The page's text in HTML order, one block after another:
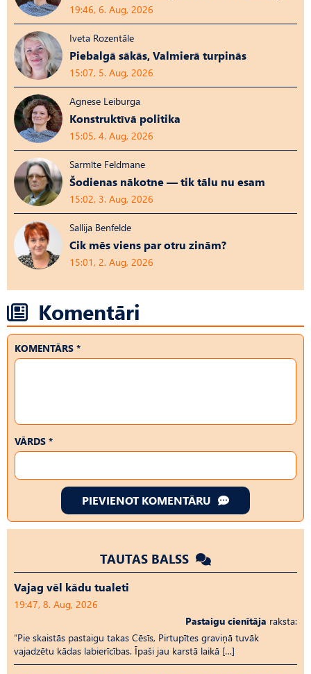
19:46, 6. Aug, 2026
Iveta Rozentāle
Piebalgā sākās, Valmierā turpinās
15:07, 5. Aug, 2026
Agnese Leiburga
Konstruktīvā politika
15:05, 4. Aug, 2026
Sarmīte Feldmane
Šodienas nākotne — tik tālu nu esam
15:02, 3. Aug, 2026
Sallija Benfelde
Cik mēs viens par otru zinām?
15:01, 2. Aug, 2026
Komentāri
KOMENTĀRS *
VĀRDS *
PIEVIENOT KOMENTĀRU
TAUTAS BALSS
Vajag vēl kādu tualeti
19:47, 8. Aug, 2026
Pastaigu cienītāja raksta:
“Pie skaistās pastaigu takas Cēsīs, Pirtupītes graviņā tuvāk
vajadzētu kādas labierīcības. Īpaši jau karstā laikā […]